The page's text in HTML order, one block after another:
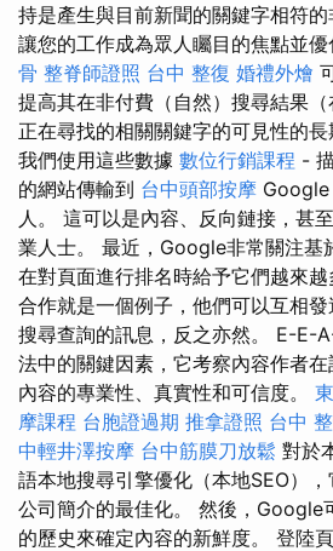
持是產生與目前新聞的關鍵字相符
讓您的工作成為眾人矚目的焦點並
骨 整脊師證照 台中 整復 婚禮外燴
提高其在非付費（自然）搜尋結果
正在尋找的相關關鍵字的可見性的長
我們使用這些數據 數位行銷課程 -
的網站傳輸到 台中頭部按摩 Google
人。 這可以是內容、反向鏈接，甚
業人士。 最近，Google非常關注基
在對頁面進行排名時給予它們越來
合作就是一個例子，他們可以互相
搜尋查詢的訊息，反之亦然。 E-E-
法中的關鍵因素，它考察內容作者在
內容的專業性、真實性和可信度。
摩課程 台胞證過期 推拿證照 台中
中輕井澤按摩 台中筋膜刀放鬆 對於
語本地搜尋引擎優化（本地SEO）
公司簡介的最佳化。 然後，Google
的歷史來確定內容的新鮮度。 登陸